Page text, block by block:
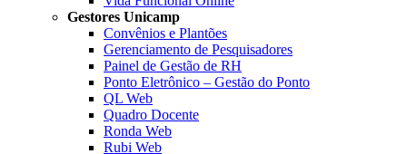
Gestores Unicamp
Convênios e Plantões
Gerenciamento de Pesquisadores
Painel de Gestão de RH
Ponto Eletrônico – Gestão do Ponto
QL Web
Quadro Docente
Ronda Web
Rubi Web